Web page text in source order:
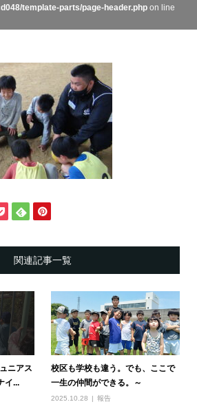
template-parts/page-header.phpon line
関連記事一覧
ニアス
イ...
校区も学校も違う。でも、ここで
一生の仲間ができる。～
2025.10.28 報告